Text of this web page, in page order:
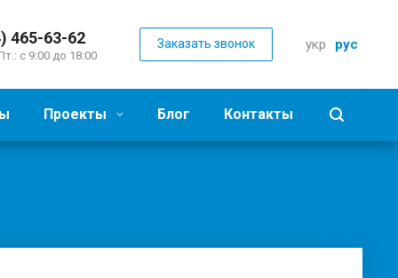
465-63-62
с 9:00 до 18:00
Заказать звонок укр рус
Проекты Блог Контакты